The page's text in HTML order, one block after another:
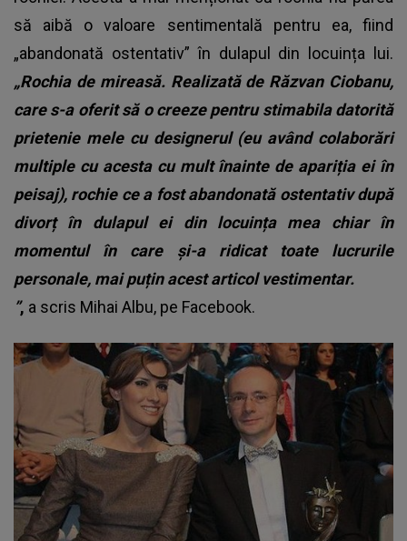
să aibă o valoare sentimentală pentru ea, fiind
„abandonată ostentativ” în dulapul din locuința lui.
„Rochia de mireasă. Realizată de Răzvan Ciobanu,
care s-a oferit să o creeze pentru stimabila datorită
prietenie mele cu designerul (eu având colaborări
multiple cu acesta cu mult înainte de apariția ei în
peisaj), rochie ce a fost abandonată ostentativ după
divorț în dulapul ei din locuința mea chiar în
momentul în care și-a ridicat toate lucrurile
personale, mai puțin acest articol vestimentar.
”, a scris Mihai Albu, pe Facebook.